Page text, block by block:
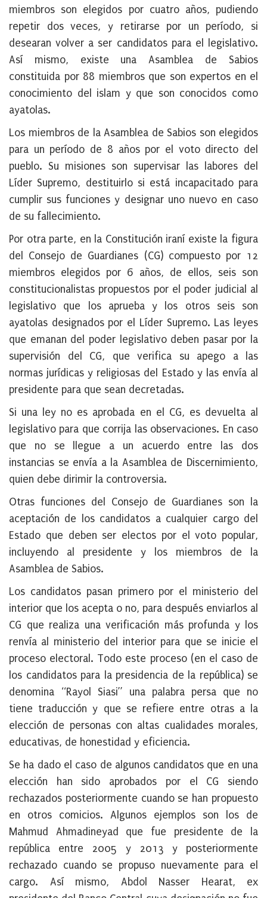
miembros son elegidos por cuatro años, pudiendo
repetir dos veces, y retirarse por un período, si
desearan volver a ser candidatos para el legislativo.
Así mismo, existe una Asamblea de Sabios
constituida por 88 miembros que son expertos en el
conocimiento del islam y que son conocidos como
ayatolas.
Los miembros de la Asamblea de Sabios son elegidos
para un período de 8 años por el voto directo del
pueblo. Su misiones son supervisar las labores del
Líder Supremo, destituirlo si está incapacitado para
cumplir sus funciones y designar uno nuevo en caso
de su fallecimiento.
Por otra parte, en la Constitución iraní existe la figura
del Consejo de Guardianes (CG) compuesto por 12
miembros elegidos por 6 años, de ellos, seis son
constitucionalistas propuestos por el poder judicial al
legislativo que los aprueba y los otros seis son
ayatolas designados por el Líder Supremo. Las leyes
que emanan del poder legislativo deben pasar por la
supervisión del CG, que verifica su apego a las
normas jurídicas y religiosas del Estado y las envía al
presidente para que sean decretadas.
Si una ley no es aprobada en el CG, es devuelta al
legislativo para que corrija las observaciones. En caso
que no se llegue a un acuerdo entre las dos
instancias se envía a la Asamblea de Discernimiento,
quien debe dirimir la controversia.
Otras funciones del Consejo de Guardianes son la
aceptación de los candidatos a cualquier cargo del
Estado que deben ser electos por el voto popular,
incluyendo al presidente y los miembros de la
Asamblea de Sabios.
Los candidatos pasan primero por el ministerio del
interior que los acepta o no, para después enviarlos al
CG que realiza una verificación más profunda y los
renvía al ministerio del interior para que se inicie el
proceso electoral. Todo este proceso (en el caso de
los candidatos para la presidencia de la república) se
denomina “Rayol Siasi” una palabra persa que no
tiene traducción y que se refiere entre otras a la
elección de personas con altas cualidades morales,
educativas, de honestidad y eficiencia.
Se ha dado el caso de algunos candidatos que en una
elección han sido aprobados por el CG siendo
rechazados posteriormente cuando se han propuesto
en otros comicios. Algunos ejemplos son los de
Mahmud Ahmadineyad que fue presidente de la
república entre 2005 y 2013 y posteriormente
rechazado cuando se propuso nuevamente para el
cargo. Así mismo, Abdol Nasser Hearat, ex